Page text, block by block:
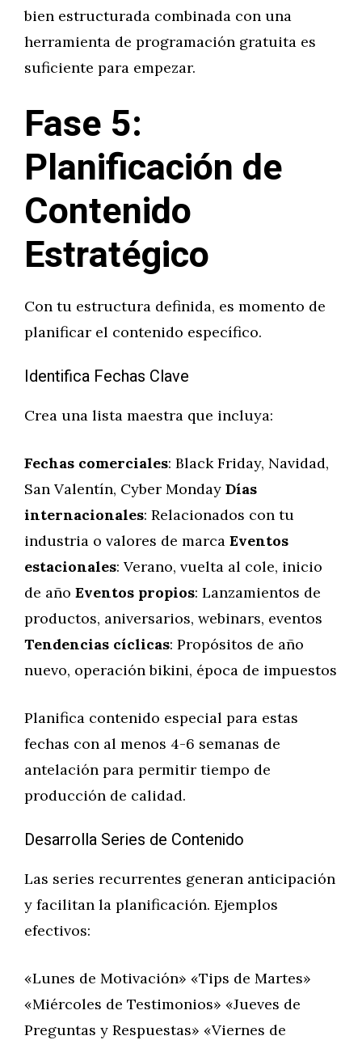
bien estructurada combinada con una
herramienta de programación gratuita es
suficiente para empezar.
Fase 5:
Planificación de
Contenido
Estratégico
Con tu estructura definida, es momento de
planificar el contenido específico.
Identifica Fechas Clave
Crea una lista maestra que incluya:
Fechas comerciales: Black Friday, Navidad,
San Valentín, Cyber Monday Días
internacionales: Relacionados con tu
industria o valores de marca Eventos
estacionales: Verano, vuelta al cole, inicio
de año Eventos propios: Lanzamientos de
productos, aniversarios, webinars, eventos
Tendencias cíclicas: Propósitos de año
nuevo, operación bikini, época de impuestos
Planifica contenido especial para estas
fechas con al menos 4-6 semanas de
antelación para permitir tiempo de
producción de calidad.
Desarrolla Series de Contenido
Las series recurrentes generan anticipación
y facilitan la planificación. Ejemplos
efectivos:
«Lunes de Motivación» «Tips de Martes»
«Miércoles de Testimonios» «Jueves de
Preguntas y Respuestas» «Viernes de